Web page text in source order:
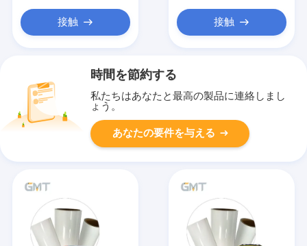
接触 接触
時間を節約する
私たちはあなたと最高の製品に連絡しまし
ょう。
あなたの要件を与える